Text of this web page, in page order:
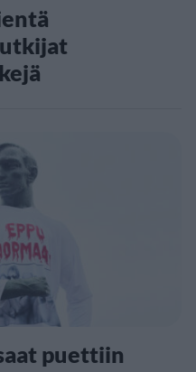
puettiin